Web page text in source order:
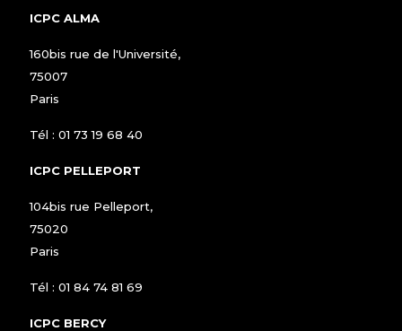
ICPC ALMA
160bis rue de l'Université,
75007
Paris
Tél : 01 73 19 68 40
ICPC PELLEPORT
104bis rue Pelleport,
75020
Paris
Tél : 01 84 74 81 69
ICPC BERCY